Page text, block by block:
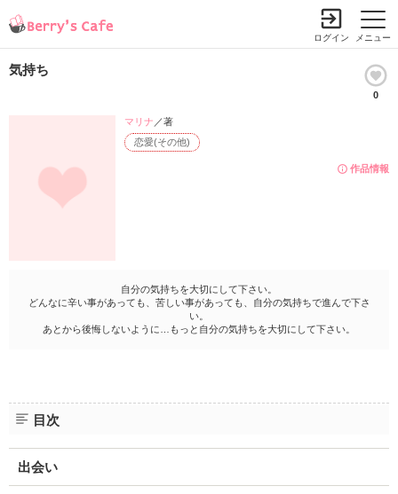
メニュー
ログイン
気持ち
0
作品情報
恋愛(その他)
マリナ ／著
自分の気持ちを大切にして下さい。
どんなに辛い事があっても、苦しい事があっても、自分の気持ちで進んで下さ
い。
あとから後悔しないように…もっと自分の気持ちを大切にして下さい。
目次
出会い